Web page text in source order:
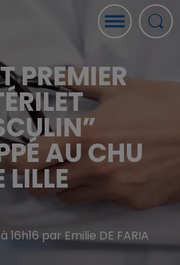
PREMIER
AU CHU
LILLE
16h16 par Emilie DE FARIA